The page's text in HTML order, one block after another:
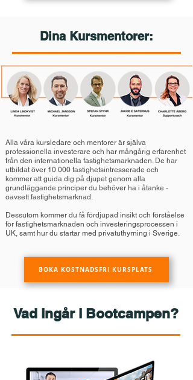
Dina Kursmentorer:
Alla våra kursledare och mentorer är själva
professionella investerare och har mångårig erfarenhet
från den internationella fastighetsmarknaden. De har
utbildat över 10 000 fastighetsintresserade och
kommer att guida dig på djupet genom alla
grundläggande principer du behöver ha i åtanke -
oavsett fastighetsmarknad.
Dessutom kommer du få fördjupad insikt och förståelse
för fastighetsmarknaden och investeringsprocessen i
UK, samt hur du startar med privatuthyrning i Sverige.
BOKA KOSTNADSFRI KURSPLATS
Vad ingår i Bootcampen?